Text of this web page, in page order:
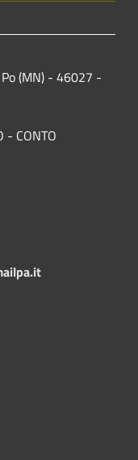
(MN) - 46027 -
- CONTO